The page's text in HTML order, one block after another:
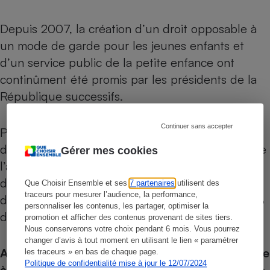
Gérer mes cookies
Que Choisir Ensemble et ses7 partenaires utilisent des
traceurs pour mesurer l’audience, la performance,
personnaliser les contenus, les partager, optimiser la
promotion et afficher des contenus provenant de sites tiers.
Nous conserverons votre choix pendant 6 mois. Vous pourrez
changer d’avis à tout moment en utilisant le lien « paramétrer
les traceurs » en bas de chaque page.
Politique de confidentialité mise à jour le 12/07/2024
Continuer sans accepter
Depuis 2007, la création d’un droit opposable à
un mode de garde pour les jeunes enfants et
d’un service public de la petite enfance ont
continûment été promis par les présidents de la
République successifs.
Pourtant, depuis quinze ans, aucune réforme
d’ampleur n’a été entreprise quant à la qualité de
l’accueil. Ainsi, en avril 2022, faute d’attractivité
des métiers de la petite enfance, une crèche sur
deux se déclarait en pénurie de personnel (7,6 %
des postes étaient vacants).
Au vu de l’urgence, l’UFC-Que Choisir, attachée